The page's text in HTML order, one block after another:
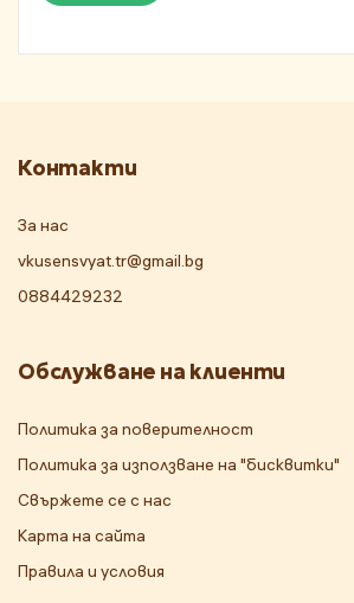
Контакти
За нас
vkusensvyat.tr@gmail.bg
0884429232
Обслужване на клиенти
Политика за поверителност
Политика за използване на "бисквитки"
Свържете се с нас
Карта на сайта
Правила и условия